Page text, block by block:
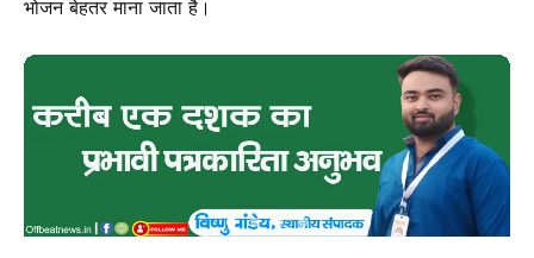
भोजन बेहतर माना जाता है।